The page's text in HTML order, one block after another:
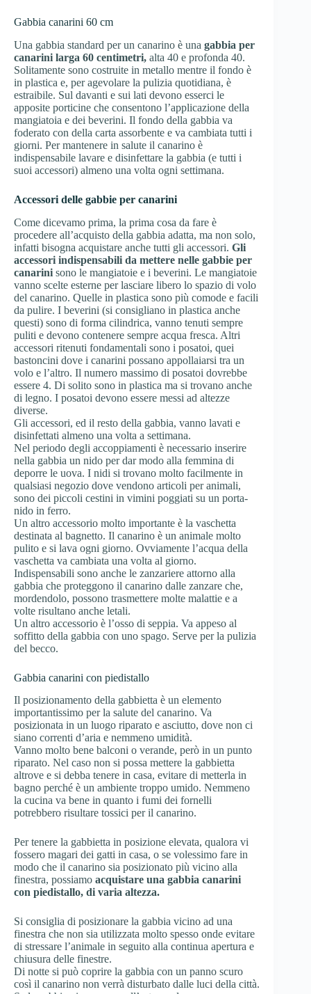
Gabbia canarini 60 cm
Una gabbia standard per un canarino è una gabbia per
canarini larga 60 centimetri, alta 40 e profonda 40.
Solitamente sono costruite in metallo mentre il fondo è
in plastica e, per agevolare la pulizia quotidiana, è
estraibile. Sul davanti e sui lati devono esserci le
apposite porticine che consentono l’applicazione della
mangiatoia e dei beverini. Il fondo della gabbia va
foderato con della carta assorbente e va cambiata tutti i
giorni. Per mantenere in salute il canarino è
indispensabile lavare e disinfettare la gabbia (e tutti i
suoi accessori) almeno una volta ogni settimana.
Accessori delle gabbie per canarini
Come dicevamo prima, la prima cosa da fare è
procedere all’acquisto della gabbia adatta, ma non solo,
infatti bisogna acquistare anche tutti gli accessori. Gli
accessori indispensabili da mettere nelle gabbie per
canarini sono le mangiatoie e i beverini. Le mangiatoie
vanno scelte esterne per lasciare libero lo spazio di volo
del canarino. Quelle in plastica sono più comode e facili
da pulire. I beverini (si consigliano in plastica anche
questi) sono di forma cilindrica, vanno tenuti sempre
puliti e devono contenere sempre acqua fresca. Altri
accessori ritenuti fondamentali sono i posatoi, quei
bastoncini dove i canarini possano appollaiarsi tra un
volo e l’altro. Il numero massimo di posatoi dovrebbe
essere 4. Di solito sono in plastica ma si trovano anche
di legno. I posatoi devono essere messi ad altezze
diverse.
Gli accessori, ed il resto della gabbia, vanno lavati e
disinfettati almeno una volta a settimana.
Nel periodo degli accoppiamenti è necessario inserire
nella gabbia un nido per dar modo alla femmina di
deporre le uova. I nidi si trovano molto facilmente in
qualsiasi negozio dove vendono articoli per animali,
sono dei piccoli cestini in vimini poggiati su un porta-
nido in ferro.
Un altro accessorio molto importante è la vaschetta
destinata al bagnetto. Il canarino è un animale molto
pulito e si lava ogni giorno. Ovviamente l’acqua della
vaschetta va cambiata una volta al giorno.
Indispensabili sono anche le zanzariere attorno alla
gabbia che proteggono il canarino dalle zanzare che,
mordendolo, possono trasmettere molte malattie e a
volte risultano anche letali.
Un altro accessorio è l’osso di seppia. Va appeso al
soffitto della gabbia con uno spago. Serve per la pulizia
del becco.
Gabbia canarini con piedistallo
Il posizionamento della gabbietta è un elemento
importantissimo per la salute del canarino. Va
posizionata in un luogo riparato e asciutto, dove non ci
siano correnti d’aria e nemmeno umidità.
Vanno molto bene balconi o verande, però in un punto
riparato. Nel caso non si possa mettere la gabbietta
altrove e si debba tenere in casa, evitare di metterla in
bagno perché è un ambiente troppo umido. Nemmeno
la cucina va bene in quanto i fumi dei fornelli
potrebbero risultare tossici per il canarino.
Per tenere la gabbietta in posizione elevata, qualora vi
fossero magari dei gatti in casa, o se volessimo fare in
modo che il canarino sia posizionato più vicino alla
finestra, possiamo acquistare una gabbia canarini
con piedistallo, di varia altezza.
Si consiglia di posizionare la gabbia vicino ad una
finestra che non sia utilizzata molto spesso onde evitare
di stressare l’animale in seguito alla continua apertura e
chiusura delle finestre.
Di notte si può coprire la gabbia con un panno scuro
così il canarino non verrà disturbato dalle luci della città.